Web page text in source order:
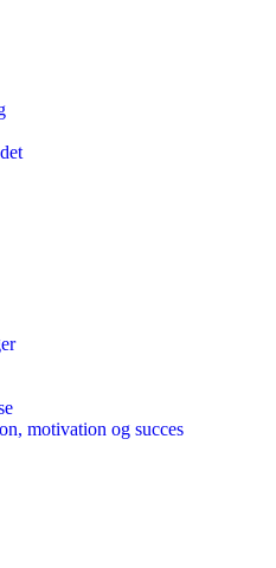
motivation og succes